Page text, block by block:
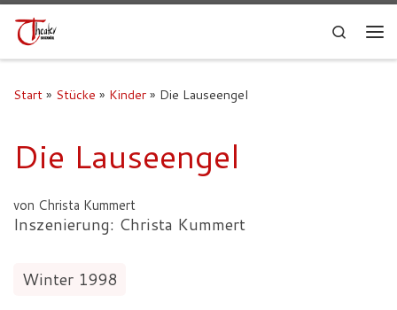
Search
Start» Stücke » Kinder» Die Lauseengel
Die Lauseengel
von Christa Kummert
Inszenierung: Christa Kummert
Winter 1998